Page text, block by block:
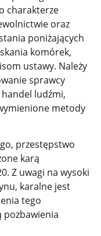
charakterze
oraz
poniżających
komórek,
ustawy. Należy
sprawcy
ludźmi,
metody
przestępstwo
karą
Z uwagi na wysoki
karalne jest
tego
pozbawienia